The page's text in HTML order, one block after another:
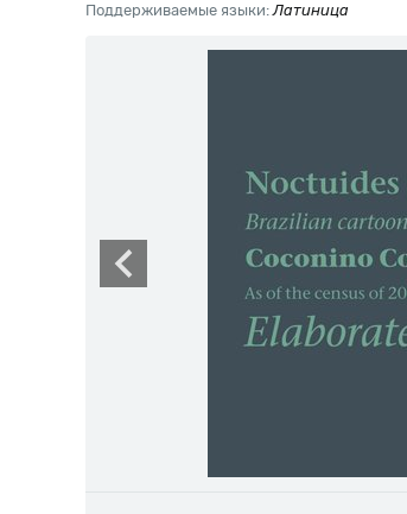
Поддерживаемые языки:Латиница